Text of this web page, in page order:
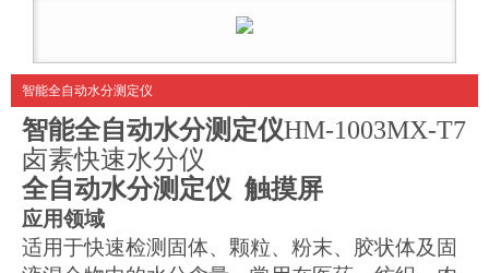
智能全自动水分测定仪
智能全自动水分测定仪HM-1003MX-T7
卤素快速水分仪
全自动水分测定仪 触摸屏
应用领域
适用于快速检测固体、颗粒、粉末、胶状体及固